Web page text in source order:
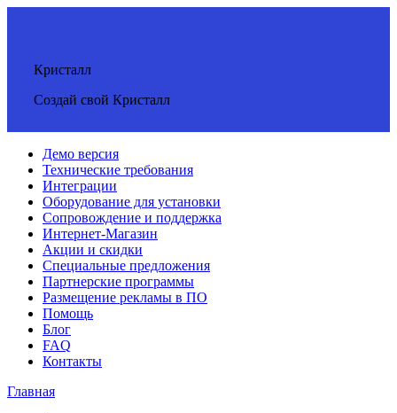
Кристалл
Создай свой Кристалл
Демо версия
Технические требования
Интеграции
Оборудование для установки
Сопровождение и поддержка
Интернет-Магазин
Акции и скидки
Специальные предложения
Партнерские программы
Размещение рекламы в ПО
Помощь
Блог
FAQ
Контакты
Главная